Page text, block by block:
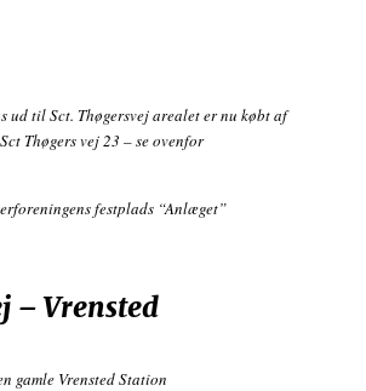
ud til Sct. Thøgersvej arealet er nu købt af
Thøgers vej 23 – se ovenfor
festplads “Anlæget”
– Vrensted
gamle Vrensted Station